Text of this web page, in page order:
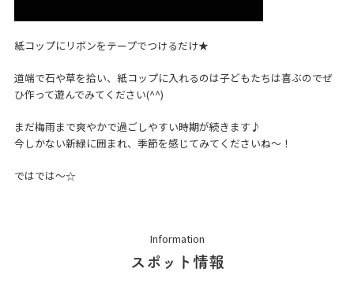
紙コップにリボンをテープでつけるだけ★
道端で石や草を拾い、紙コップに入れるのは子どもたちは喜ぶのでぜ
ひ作って遊んでみてください(^^)
まだ梅雨まで爽やかで過ごしやすい時期が続きます♪
今しかない新緑に囲まれ、季節を感じてみてくださいね～！
ではでは～☆
Information
スポット情報